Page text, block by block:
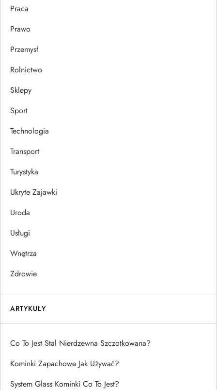
Praca
Prawo
Przemysł
Rolnictwo
Sklepy
Sport
Technologia
Transport
Turystyka
Ukryte Zajawki
Uroda
Usługi
Wnętrza
Zdrowie
ARTYKUŁY
Co To Jest Stal Nierdzewna Szczotkowana?
Kominki Zapachowe Jak Używać?
System Glass Kominki Co To Jest?